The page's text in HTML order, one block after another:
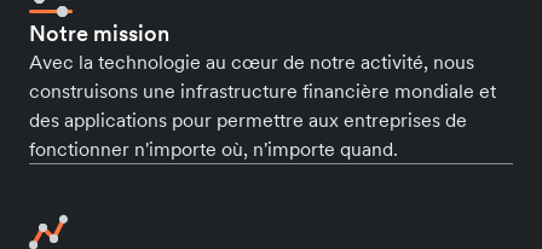
Notre mission
Avec la technologie au cœur de notre activité, nous
construisons une infrastructure financière mondiale et
des applications pour permettre aux entreprises de
fonctionner n'importe où, n'importe quand.